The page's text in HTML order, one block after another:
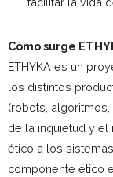
Cómo surge
ETHYKA es un
los distintos
(robots,
de la inquietud y
ético a los
componente ético